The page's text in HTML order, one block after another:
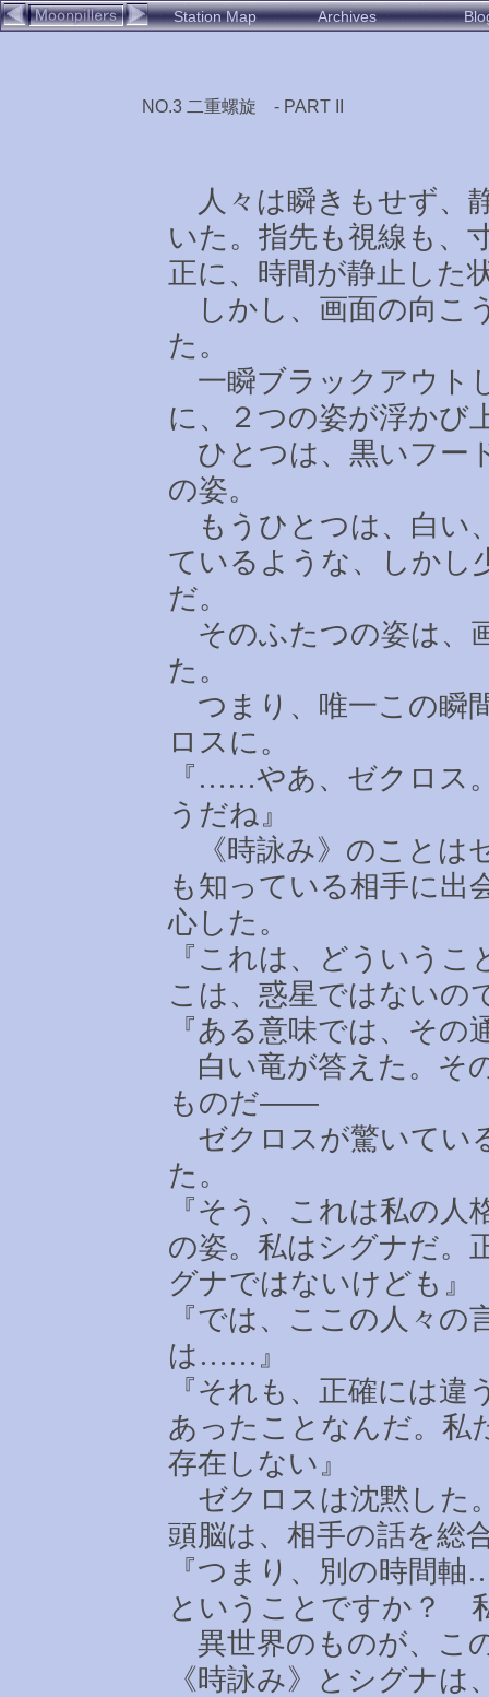
Station Map Archives
NO.3 二重螺旋 - PART II
人々は瞬きもせず、
いた。指先も視線も、
正に、時間が静止した
しかし、画面の向こ
た。
一瞬ブラックアウト
に、２つの姿が浮かび
ひとつは、黒いフー
の姿。
もうひとつは、白い
ているような、しかし
だ。
そのふたつの姿は、
た。
つまり、唯一この瞬
ロスに。
『 ……やあ、ゼクロス
うだね』
《時詠み》のことは
も知っている相手に出
心した。
『これは、どういう
こは、惑星ではないの
『ある意味では、その
白い竜が答えた。そ
ものだ――
ゼクロスが驚いてい
た。
『そう、これは私の
の姿。私はシグナだ。
グナではないけども』
『では、ここの人々
は …… 』
『それも、正確には
あったことなんだ。私
存在しない』
ゼクロスは沈黙した
頭脳は、相手の話を総
『つまり、別の時間軸
ということですか？
異世界のものが、こ
《時詠み》とシグナ